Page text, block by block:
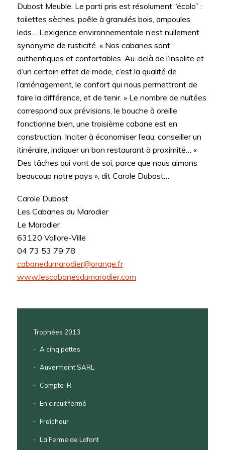
Dubost Meuble. Le parti pris est résolument “écolo” :
toilettes sèches, poêle à granulés bois, ampoules
leds… L’exigence environnementale n’est nullement
synonyme de rusticité. « Nos cabanes sont
authentiques et confortables. Au-delà de l’insolite et
d’un certain effet de mode, c’est la qualité de
l’aménagement, le confort qui nous permettront de
faire la différence, et de tenir. » Le nombre de nuitées
correspond aux prévisions, le bouche à oreille
fonctionne bien, une troisième cabane est en
construction. Inciter à économiser l’eau, conseiller un
itinéraire, indiquer un bon restaurant à proximité… «
Des tâches qui vont de soi, parce que nous aimons
beaucoup notre pays », dit Carole Dubost…
Carole Dubost
Les Cabanes du Marodier
Le Marodier
63120 Vollore-Ville
04 73 53 79 78
cabanedumarodier@orange.fr
www.lescabanesdumarodier.com
Trophées 2013
A cinq pattes
Auvermaint SARL
Compte-R
En circuit fermé
Fraîcheur
La Ferme de Lafont